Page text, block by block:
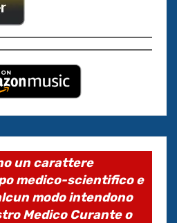
un carattere
medico-scientifico e
modo intendono
Medico Curante o